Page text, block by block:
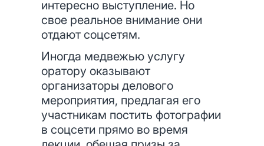
интересно выступление. Но
свое реальное внимание они
отдают соцсетям.
Иногда медвежью услугу
оратору оказывают
организаторы делового
мероприятия, предлагая его
участникам постить фотографии
в соцсети прямо во время